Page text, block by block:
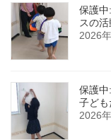
保護
スの
2026
保護
子ど
2026